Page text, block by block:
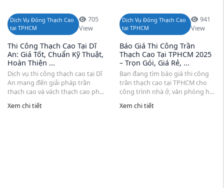
Dịch Vụ Đóng Thạch Cao
tại TPHCM
705
View
Thi Công Thạch Cao Tại Dĩ
An: Giá Tốt, Chuẩn Kỹ Thuật,
Hoàn Thiện ...
Dịch vụ thi công thạch cao tại Dĩ
An mang đến giải pháp trần
thạch cao và vách thạch cao phù
hợp cho nhà ở, văn phòng và
công ...
Xem chi tiết
Dịch Vụ Đóng Thạch Cao
tại TPHCM
941
View
Báo Giá Thi Công Trần
Thạch Cao Tại TPHCM 2025
– Trọn Gói, Giá Rẻ, ...
Bạn đang tìm báo giá thi công
trần thạch cao tại TPHCM cho
công trình nhà ở, văn phòng hay
showroom? Bài viết này giúp ...
Xem chi tiết